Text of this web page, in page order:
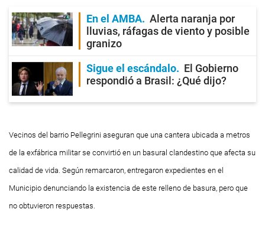
En el AMBA
Alerta naranja por
lluvias, ráfagas de viento y posible
granizo
Sigue el escándalo
El Gobierno
respondió a Brasil: ¿Qué dijo?
Vecinos del barrio Pellegrini aseguran que una cantera ubicada a metros
de la exfábrica militar se convirtió en un basural clandestino que afecta su
calidad de vida. Según remarcaron, entregaron expedientes en el
Municipio denunciando la existencia de este relleno de basura, pero que
no obtuvieron respuestas.